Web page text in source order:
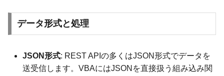
データ形式と処理
JSON形式: REST APIの多くはJSON形式でデータを
送受信します。VBAにはJSONを直接扱う組み込み関